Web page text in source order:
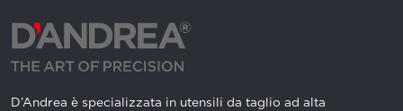
D’Andrea è specializzata in utensili da taglio ad alta